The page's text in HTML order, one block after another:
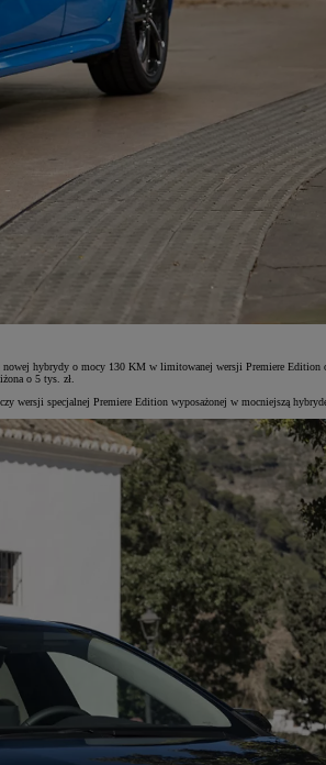
hybrydy o mocy 130 KM w limitowanej wersji Premiere
o 5 tys. zł.
wersji specjalnej Premiere Edition wyposażonej w mocniejszą